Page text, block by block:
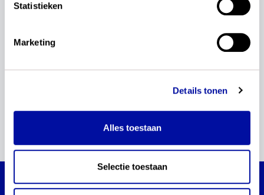
Statistieken
Marketing
Details tonen
Alles toestaan
Selectie toestaan
curriculumbewust met de kerndoelen aan de slag? Je
1
actualisatie kerndoelen